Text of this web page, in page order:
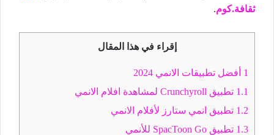
ثقافة.كوم.
إقراء في هذا المقال
1 أفضل تطبيقات الانمي 2024
1.1 تطبيق Crunchyroll لمشاهدة افلام الانمي
1.2 تطبيق انمي ستارز لأفلام الانمي
1.3 تطبيق SpacToon Go للأنمي